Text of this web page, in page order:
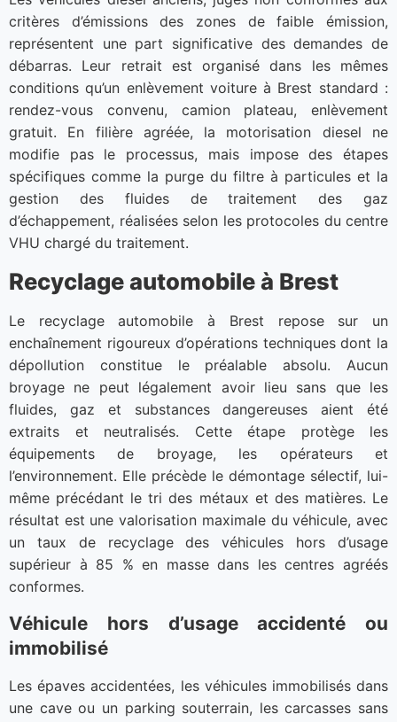
critères d’émissions des zones de faible émission,
représentent une part significative des demandes de
débarras. Leur retrait est organisé dans les mêmes
conditions qu’un enlèvement voiture à Brest standard :
rendez-vous convenu, camion plateau, enlèvement
gratuit. En filière agréée, la motorisation diesel ne
modifie pas le processus, mais impose des étapes
spécifiques comme la purge du filtre à particules et la
gestion des fluides de traitement des gaz
d’échappement, réalisées selon les protocoles du centre
VHU chargé du traitement.
Recyclage automobile à Brest
Le recyclage automobile à Brest repose sur un
enchaînement rigoureux d’opérations techniques dont la
dépollution constitue le préalable absolu. Aucun
broyage ne peut légalement avoir lieu sans que les
fluides, gaz et substances dangereuses aient été
extraits et neutralisés. Cette étape protège les
équipements de broyage, les opérateurs et
l’environnement. Elle précède le démontage sélectif, lui-
même précédant le tri des métaux et des matières. Le
résultat est une valorisation maximale du véhicule, avec
un taux de recyclage des véhicules hors d’usage
supérieur à 85 % en masse dans les centres agréés
conformes.
Véhicule hors d’usage accidenté ou
immobilisé
Les épaves accidentées, les véhicules immobilisés dans
une cave ou un parking souterrain, les carcasses sans